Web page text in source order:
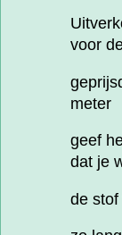
voor
meter
geef
dat je
de